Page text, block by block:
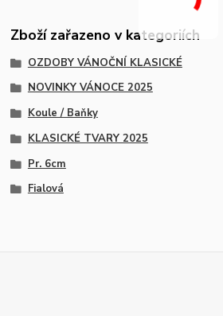
Zboží zařazeno v kategoriích
OZDOBY VÁNOČNÍ KLASICKÉ
NOVINKY VÁNOCE 2025
Koule / Baňky
KLASICKÉ TVARY 2025
Pr. 6cm
Fialová